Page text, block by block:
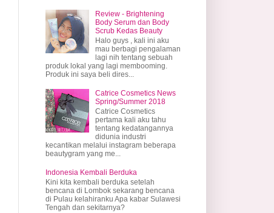
Review - Brightening
Body Serum dan Body
Scrub Kedas Beauty
Halo guys , kali ini aku
mau berbagi pengalaman
lagi nih tentang sebuah
produk lokal yang lagi membooming.
Produk ini saya beli dires...
Catrice Cosmetics News
Spring/Summer 2018
Catrice Cosmetics
pertama kali aku tahu
tentang kedatangannya
didunia industri
kecantikan melalui instagram beberapa
beautygram yang me...
Indonesia Kembali Berduka
Kini kita kembali berduka setelah
bencana di Lombok sekarang bencana
di Pulau kelahiranku Apa kabar Sulawesi
Tengah dan sekitarnya?